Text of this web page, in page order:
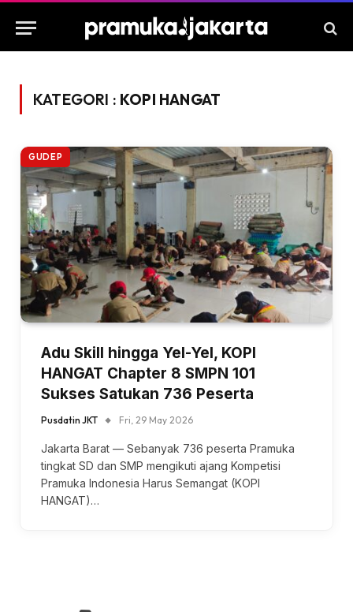
KATEGORI : KOPI HANGAT
GUDEP
Adu Skill hingga Yel-Yel, KOPI
HANGAT Chapter 8 SMPN 101
Sukses Satukan 736 Peserta
Pusdatin JKT Fri, 29 May 2026
Jakarta Barat — Sebanyak 736 peserta Pramuka
tingkat SD dan SMP mengikuti ajang Kompetisi
Pramuka Indonesia Harus Semangat (KOPI
HANGAT)…